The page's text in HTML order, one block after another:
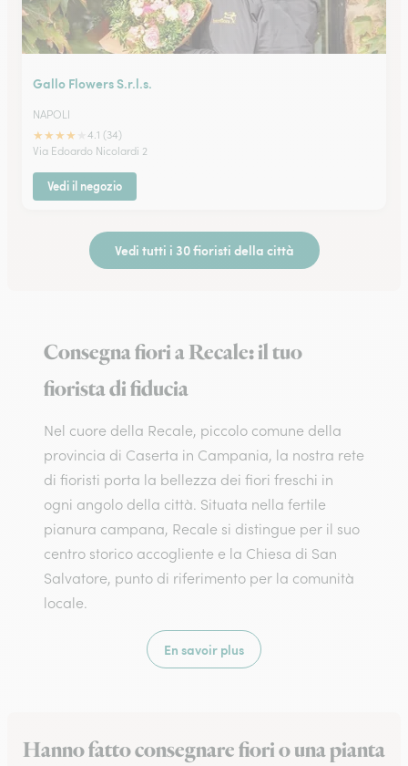
Gallo Flowers S.r.l.s.
NAPOLI
★★★★
4.1 (34)
Via Edoardo Nicolardi 2
Vedi il negozio
Vedi tutti i 30 fioristi della città
Consegna fiori a Recale: il tuo
fiorista di fiducia
Nel cuore della Recale, piccolo comune della
provincia di Caserta in Campania, la nostra rete
di fioristi porta la bellezza dei fiori freschi in
ogni angolo della città. Situata nella fertile
pianura campana, Recale si distingue per il suo
centro storico accogliente e la Chiesa di San
Salvatore, punto di riferimento per la comunità
locale.
En savoir plus
Hanno fatto consegnare fiori o una pianta